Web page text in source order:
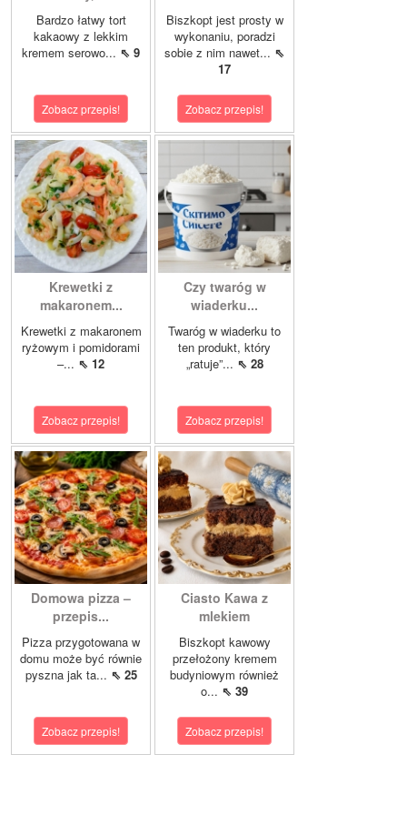
Bardzo łatwy tort
kakaowy z lekkim
kremem serowo... ⇖ 9
Zobacz przepis!
Biszkopt jest prosty w
wykonaniu, poradzi
sobie z nim nawet... ⇖
17
Zobacz przepis!
Krewetki z
makaronem...
Krewetki z makaronem
ryżowym i pomidorami
–... ⇖ 12
Zobacz przepis!
Czy twaróg w
wiaderku...
Twaróg w wiaderku to
ten produkt, który
„ratuje”... ⇖ 28
Zobacz przepis!
Domowa pizza –
przepis...
Pizza przygotowana w
domu może być równie
pyszna jak ta... ⇖ 25
Zobacz przepis!
Ciasto Kawa z
mlekiem
Biszkopt kawowy
przełożony kremem
budyniowym również
o... ⇖ 39
Zobacz przepis!